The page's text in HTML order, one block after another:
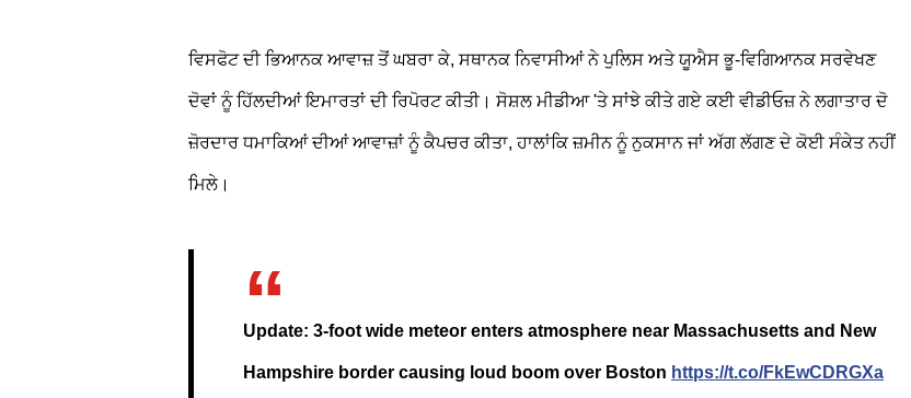
ਵਿਸਫੋਟ ਦੀ ਭਿਆਨਕ ਆਵਾਜ਼ ਤੋਂ ਘਬਰਾ ਕੇ, ਸਥਾਨਕ ਨਿਵਾਸੀਆਂ ਨੇ ਪੁਲਿਸ ਅਤੇ ਯੂਐਸ ਭੂ-ਵਿਗਿਆਨਕ ਸਰਵੇਖਣ
ਦੋਵਾਂ ਨੂੰ ਹਿੱਲਦੀਆਂ ਇਮਾਰਤਾਂ ਦੀ ਰਿਪੋਰਟ ਕੀਤੀ। ਸੋਸ਼ਲ ਮੀਡੀਆ 'ਤੇ ਸਾਂਝੇ ਕੀਤੇ ਗਏ ਕਈ ਵੀਡੀਓਜ਼ ਨੇ ਲਗਾਤਾਰ ਦੋ
ਜ਼ੋਰਦਾਰ ਧਮਾਕਿਆਂ ਦੀਆਂ ਆਵਾਜ਼ਾਂ ਨੂੰ ਕੈਪਚਰ ਕੀਤਾ, ਹਾਲਾਂਕਿ ਜ਼ਮੀਨ ਨੂੰ ਨੁਕਸਾਨ ਜਾਂ ਅੱਗ ਲੱਗਣ ਦੇ ਕੋਈ ਸੰਕੇਤ ਨਹੀਂ
ਮਿਲੇ।
Update: 3-foot wide meteor enters atmosphere near Massachusetts and New
Hampshire border causing loud boom over Boston https://t.co/FkEwCDRGXa